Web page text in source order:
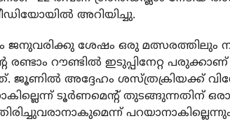
അറിയിച്ചു.
ശേഷം ഒരു മത്സരത്തിലും
രണ്ടാം റൗണ്ടില്‍ ഇടുപ്പിനേറ്റ
ജൂണില്‍ അദ്ദേഹം ശസ്ത്രക്രിയക്ക്
ടൂര്‍ണമെന്റ് തുടങ്ങുന്നതിന്